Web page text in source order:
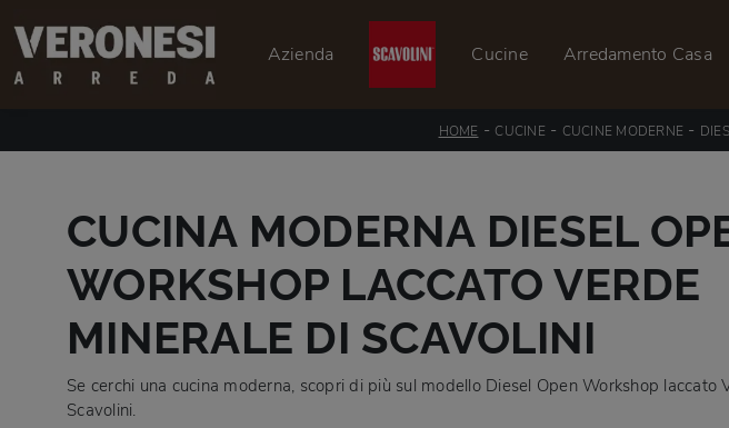
Azienda Cucine Arredamento Casa
HOME - CUCINE - CUCINE MODERNE -
CUCINA MODERNA DIESEL
WORKSHOP LACCATO VERDE
MINERALE DI SCAVOLINI
Se cerchi una cucina moderna, scopri di più sul modello Diesel Open Workshop laccato
Scavolini.